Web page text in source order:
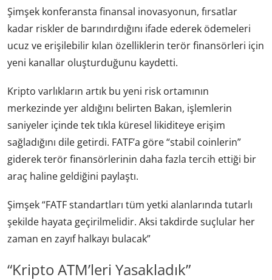
Şimşek konferansta finansal inovasyonun, fırsatlar
kadar riskler de barındırdığını ifade ederek ödemeleri
ucuz ve erişilebilir kılan özelliklerin terör finansörleri için
yeni kanallar oluşturduğunu kaydetti.
Kripto varlıkların artık bu yeni risk ortamının
merkezinde yer aldığını belirten Bakan, işlemlerin
saniyeler içinde tek tıkla küresel likiditeye erişim
sağladığını dile getirdi. FATF’a göre “stabil coinlerin”
giderek terör finansörlerinin daha fazla tercih ettiği bir
araç haline geldiğini paylaştı.
Şimşek “FATF standartları tüm yetki alanlarında tutarlı
şekilde hayata geçirilmelidir. Aksi takdirde suçlular her
zaman en zayıf halkayı bulacak”
“Kripto ATM’leri Yasakladık”